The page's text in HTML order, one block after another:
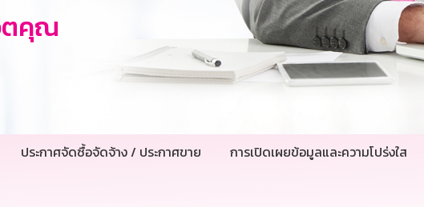
ตคุณ
ประกาศจัดซื้อจัดจ้าง / ประกาศขาย การเปิดเผยข้อมูลและความโปร่งใส